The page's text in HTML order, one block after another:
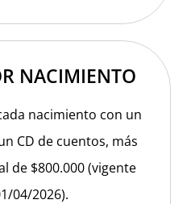
A:
NACIMIENTO
nacimiento con un
CD de cuentos, más
de $800.000 (vigente
04/2026).